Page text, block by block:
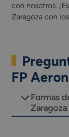
con nosotros.
Zaragoza con
FP
Formas
Zaragoza